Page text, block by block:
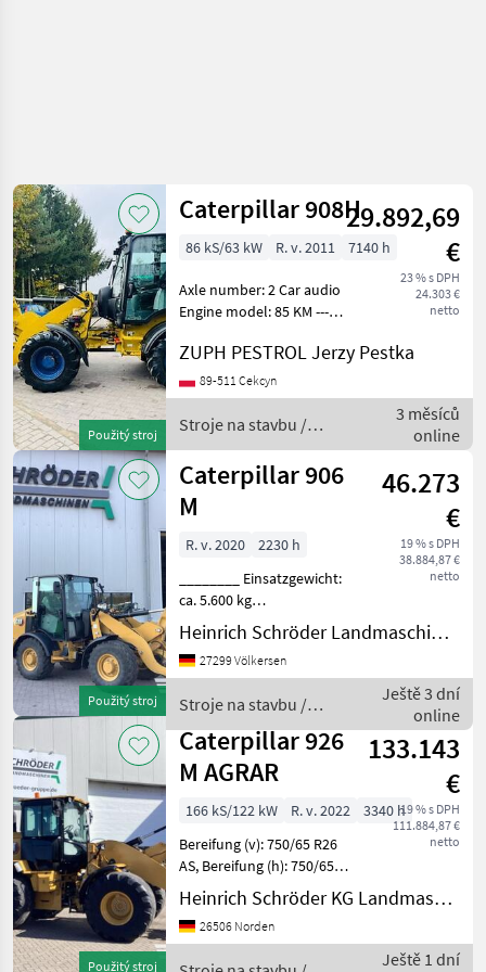
Použitý stroj
Caterpillar 908H29.892,69
€
23 % s DPH
24.303 €
netto
86 kS/63 kW R. v. 2011 7140 h
Axle number: 2 Car audio
Engine model: 85 KM ---
dobry stan Dostępność:
Dostępny Sprzedam
ładowarkę przegubową CAT
908H Masa maszyny 6400
ZUPH PESTROL Jerzy Pestka
89-511 Cekcyn
Stroje na stavbu /
Caterpillar
3 měsíců
online
Použitý stroj
Caterpillar 906
M
46.273
€
19 % s DPH
38.884,87 €
netto
R. v. 2020
2230 h
________ Einsatzgewicht:
ca. 5.600 kg
(ausrüstungsabhängig, CAT-
Vierzylinder-Dieselmotor,
Typ C3.3B DIT
Abgasstufe V durch DPF
und DOC (passive R
Heinrich Schröder Landmaschinen KG Völkersen
27299 Völkersen
Stroje na stavbu /
Caterpillar
Ještě 3 dní
online
Použitý stroj
Caterpillar 926
M AGRAR
133.143
€
19 % s DPH
111.884,87 €
netto
166 kS/122 kW R. v. 2022
3340 h
Bereifung (v): 750/65 R26
AS, Bereifung (h): 750/65
R26 AS, Geschwindigkeit: 40
km/h, Hydrostatischer
Antrieb, Kabine ________
Heinrich Schröder KG Landmaschinen Norden
26506 Norden
Ještě 1 dní